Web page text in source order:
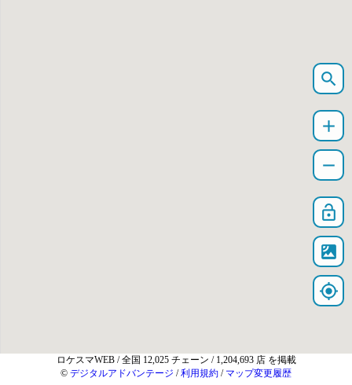
search
add
remove
lock_open
satellite
my_location
ロケスマWEB / 全国 12,025 チェーン / 1,204,693 店 を掲載
© デジタルアドバンテージ /利用規約 / マップ変更履歴